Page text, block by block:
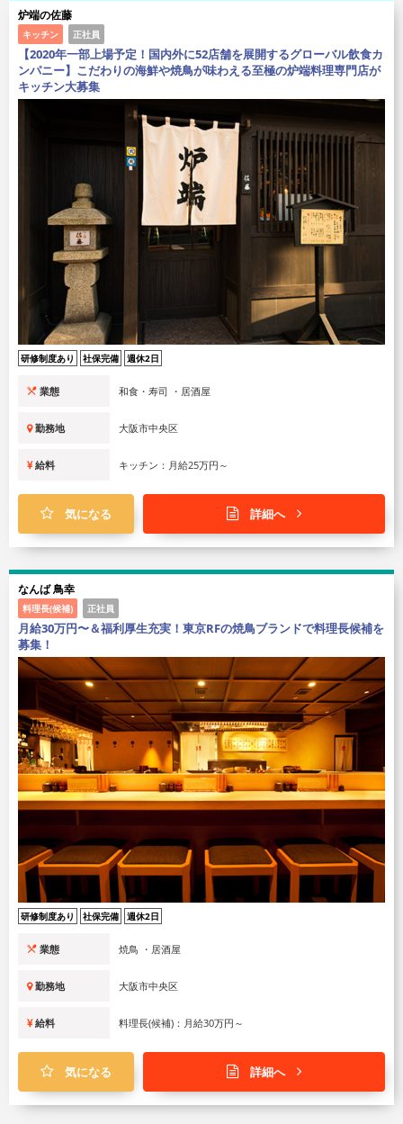
炉端の佐藤
キッチン 正社員
【2020年一部上場予定！国内外に52店舗を展開するグローバル飲食カ
ンパニー】こだわりの海鮮や焼鳥が味わえる至極の炉端料理専門店が
キッチン大募集
研修制度あり 社保完備 週休2日
業態 和食・寿司 ・居酒屋
勤務地 大阪市中央区
給料 キッチン：月給25万円～
気になる 詳細へ
なんば 鳥幸
料理長(候補) 正社員
月給30万円〜＆福利厚生充実！東京RFの焼鳥ブランドで料理長候補を
募集！
研修制度あり 社保完備 週休2日
業態 焼鳥 ・居酒屋
勤務地 大阪市中央区
給料 料理長(候補)：月給30万円～
気になる 詳細へ